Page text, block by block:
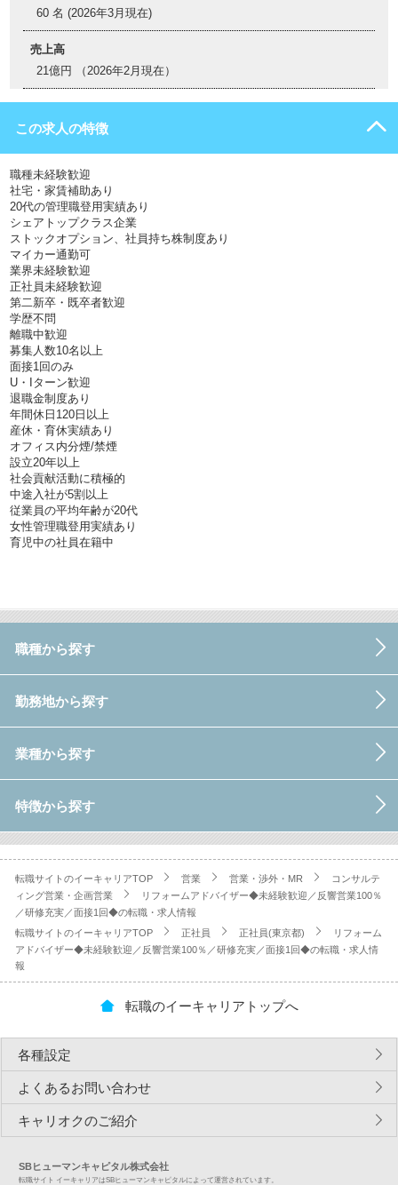
60 名 (2026年3月現在)
売上高
21億円 （2026年2月現在）
この求人の特徴
職種未経験歓迎
社宅・家賃補助あり
20代の管理職登用実績あり
シェアトップクラス企業
ストックオプション、社員持ち株制度あり
マイカー通勤可
業界未経験歓迎
正社員未経験歓迎
第二新卒・既卒者歓迎
学歴不問
離職中歓迎
募集人数10名以上
面接1回のみ
U・Iターン歓迎
退職金制度あり
年間休日120日以上
産休・育休実績あり
オフィス内分煙/禁煙
設立20年以上
社会貢献活動に積極的
中途入社が5割以上
従業員の平均年齢が20代
女性管理職登用実績あり
育児中の社員在籍中
職種から探す
勤務地から探す
業種から探す
特徴から探す
転職サイトのイーキャリアTOP 営業 営業・渉外・MR
コンサルテ
ィング営業・企画営業
リフォームアドバイザー◆未経験歓迎／反響営業100％
／研修充実／面接1回◆の転職・求人情報
転職サイトのイーキャリアTOP
正社員 正社員(東京都)
リフォーム
アドバイザー◆未経験歓迎／反響営業100％／研修充実／面接1回◆の転職・求人情
報
転職のイーキャリアトップへ
各種設定
よくあるお問い合わせ
キャリオクのご紹介
SBヒューマンキャピタル株式会社
転職サイト イーキャリアはSBヒューマンキャピタルによって運営されています。